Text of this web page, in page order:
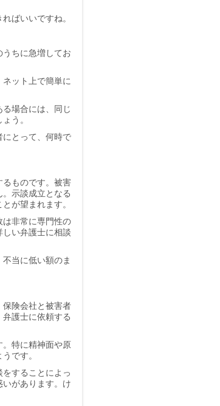
ばいいですね。
ちに急増してお
ット上で簡単に
場合には、同じ
う。
にとって、何時で
るものです。被害
示談成立となる
が望まれます。
は非常に専門性の
い弁護士に相談
当に低い額のま
保険会社と被害者
護士に依頼する
。特に精神面や原
です。
することによっ
があります。け